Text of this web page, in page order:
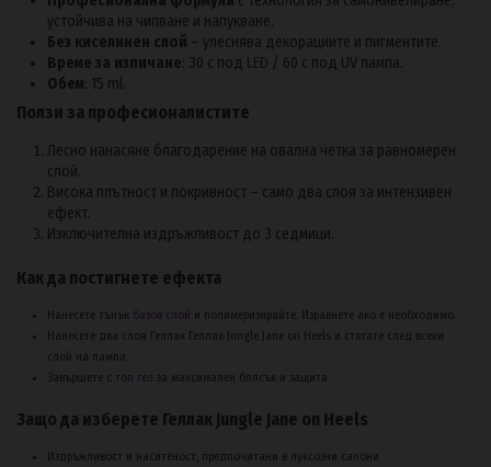
устойчива на чипване и напукване.
Без киселинен слой – улеснява декорациите и пигментите.
Време за изпичане: 30 с под LED / 60 с под UV лампа.
Обем: 15 ml.
Ползи за професионалистите
Лесно нанасяне благодарение на овална четка за равномерен
слой.
Висока плътност и покривност – само два слоя за интензивен
ефект.
Изключителна издръжливост до 3 седмици.
Как да постигнете ефекта
Нанесете тънък базов слой и полимеризирайте. Изравнете ако е необходимо.
Нанесете два слоя Геллак Геллак Jungle Jane on Heels и стягате след всеки
слой на лампа.
Завършете с топ гел за максимален блясък и защита.
Защо да изберете Геллак Jungle Jane on Heels
Издръжливост и наситеност, предпочитани в луксозни салони.